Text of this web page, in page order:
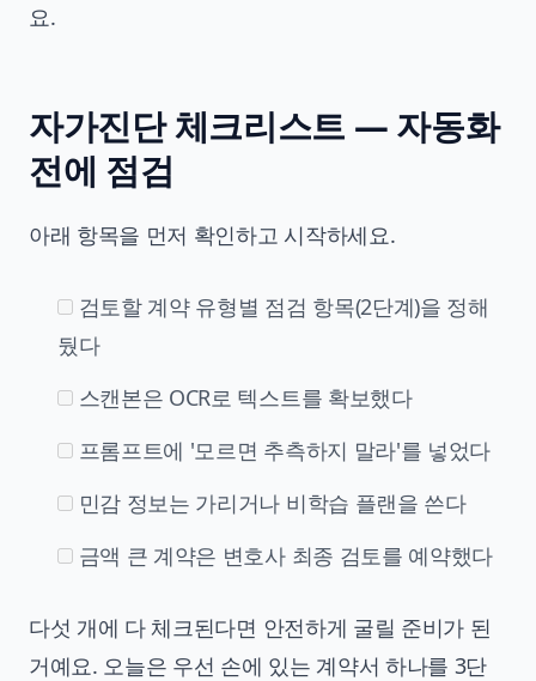
요.
자가진단 체크리스트 — 자동화
전에 점검
아래 항목을 먼저 확인하고 시작하세요.
검토할 계약 유형별 점검 항목(2단계)을 정해
뒀다
스캔본은 OCR로 텍스트를 확보했다
프롬프트에 '모르면 추측하지 말라'를 넣었다
민감 정보는 가리거나 비학습 플랜을 쓴다
금액 큰 계약은 변호사 최종 검토를 예약했다
다섯 개에 다 체크된다면 안전하게 굴릴 준비가 된
거예요. 오늘은 우선 손에 있는 계약서 하나를 3단